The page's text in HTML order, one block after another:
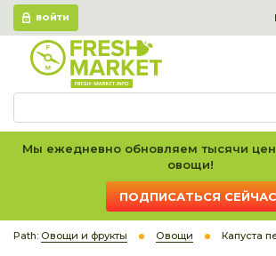
ВОЙТИ
Мы ежедневно обновляем тысячи
овощи!
ПОДПИСАТЬСЯ
Path: Овощи и фрукты Овощи Капуста